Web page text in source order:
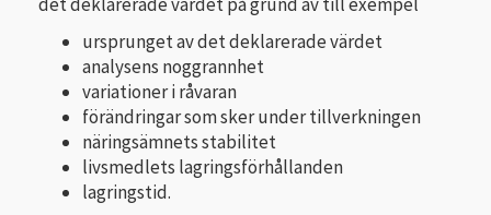
ursprunget av det deklarerade värdet
analysens noggrannhet
variationer i råvaran
förändringar som sker under tillverkningen
näringsämnets stabilitet
livsmedlets lagringsförhållanden
lagringstid.